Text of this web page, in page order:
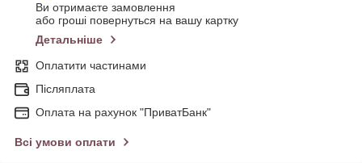
Ви отримаєте замовлення
або гроші повернуться на вашу картку
Детальніше
Оплатити частинами
Післяплата
Оплата на рахунок "ПриватБанк"
Всі умови оплати